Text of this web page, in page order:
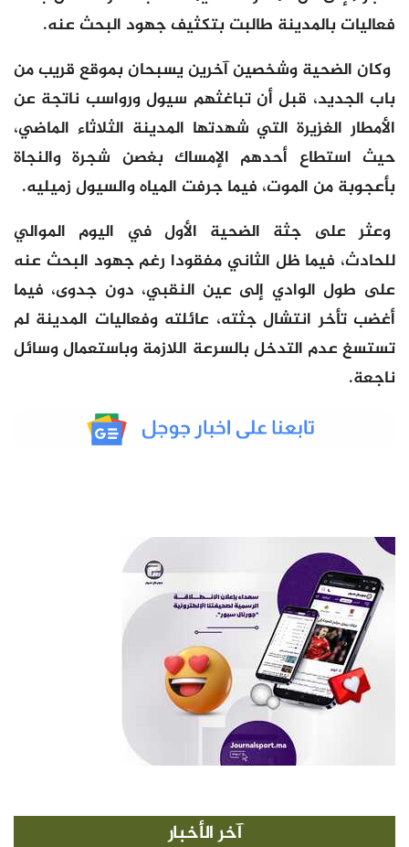
فعاليات بالمدينة طالبت بتكثيف جهود البحث عنه.
وكان الضحية وشخصين آخرين يسبحان بموقع قريب من
باب الجديد، قبل أن تباغثهم سيول ورواسب ناتجة عن
الأمطار الغزيرة التي شهدتها المدينة الثلاثاء الماضي،
حيث استطاع أحدهم الإمساك بغصن شجرة والنجاة
بأعجوبة من الموت، فيما جرفت المياه والسيول زميليه.
وعثر على جثة الضحية الأول في اليوم الموالي
للحادث، فيما ظل الثاني مفقودا رغم جهود البحث عنه
على طول الوادي إلى عين النقبي، دون جدوى، فيما
أغضب تأخر انتشال جثته، عائلته وفعاليات المدينة لم
تستسغ عدم التدخل بالسرعة اللازمة وباستعمال وسائل
ناجعة.
آخر الأخبار